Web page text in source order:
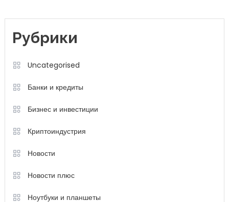
Рубрики
Uncategorised
Банки и кредиты
Бизнес и инвестиции
Криптоиндустрия
Новости
Новости плюс
Ноутбуки и планшеты